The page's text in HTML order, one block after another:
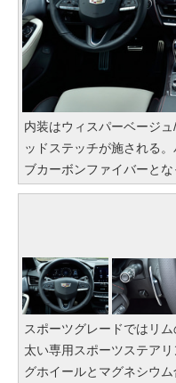
内装はウィスパーベージ
ッドステッチが施される
ブカーボンファイバーとな
スポーツグレードではリム
太い専用スポーツステアリ
グホイールとマグネシウム